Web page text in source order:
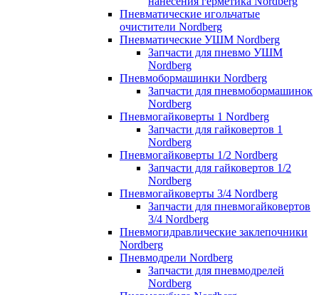
Пневматические игольчатые
очистители Nordberg
Пневматические УШМ Nordberg
Запчасти для пневмо УШМ
Nordberg
Пневмобормашинки Nordberg
Запчасти для пневмобормашинок
Nordberg
Пневмогайковерты 1 Nordberg
Запчасти для гайковертов 1
Nordberg
Пневмогайковерты 1/2 Nordberg
Запчасти для гайковертов 1/2
Nordberg
Пневмогайковерты 3/4 Nordberg
Запчасти для пневмогайковертов
3/4 Nordberg
Пневмогидравлические заклепочники
Nordberg
Пневмодрели Nordberg
Запчасти для пневмодрелей
Nordberg